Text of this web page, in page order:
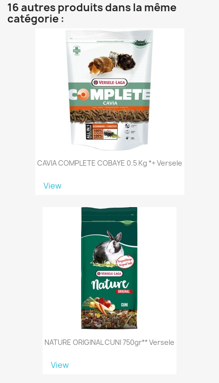
16 autres produits dans la même
catégorie :
CAVIA COMPLETE COBAYE 0.5 Kg *+ Versele
View
NATURE ORIGINAL CUNI 750gr** Versele
View